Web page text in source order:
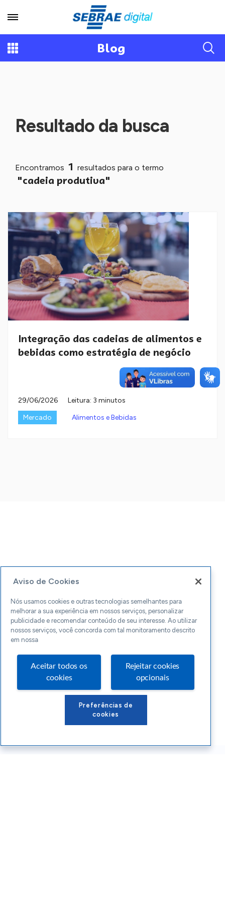
Blog
Resultado da busca
Encontramos 1 resultados para o termo
"cadeia produtiva"
Integração das cadeias de alimentos e
bebidas como estratégia de negócio
29/06/2026
Leitura: 3 minutos
Mercado
Alimentos e Bebidas
Aviso de Cookies
Nós usamos cookies e outras tecnologias semelhantes para
melhorar a sua experiência em nossos serviços, personalizar
publicidade e recomendar conteúdo de seu interesse. Ao utilizar
nossos serviços, você concorda com tal monitoramento descrito
em nossa
Aceitar todos os
cookies
Rejeitar cookies
opcionais
Preferências de
cookies